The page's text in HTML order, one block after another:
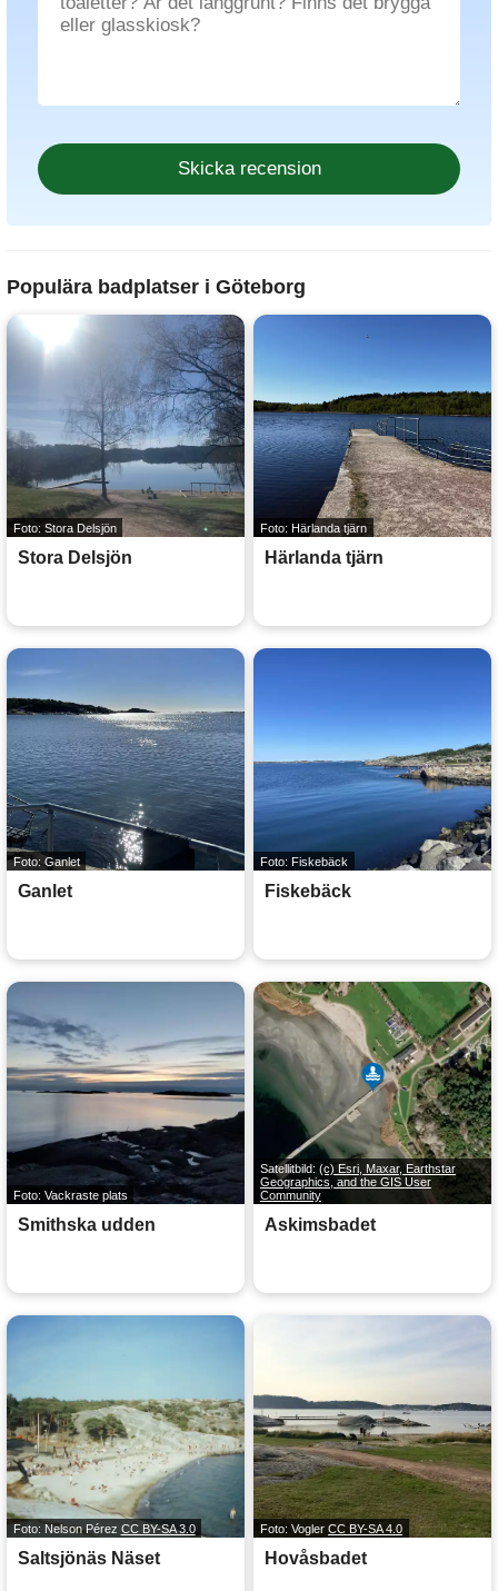
Populära badplatser i Göteborg
Foto: Stora Delsjön
Stora Delsjön
Foto: Härlanda tjärn
Härlanda tjärn
Foto: Ganlet
Ganlet
Foto: Fiskebäck
Fiskebäck
Foto: Vackraste plats
Smithska udden
Satellitbild: (c) Esri, Maxar, Earthstar
Geographics, and the GIS User
Community
Askimsbadet
Foto: Nelson Pérez CC BY-SA 3.0
Saltsjönäs Näset
Foto: Vogler CC BY-SA 4.0
Hovåsbadet